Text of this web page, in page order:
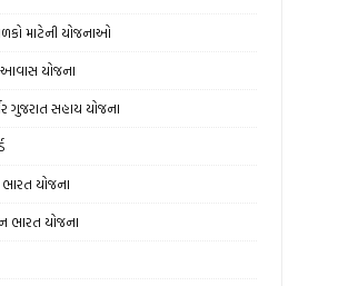
માટેની યોજનાઓ
યોજના
ગુજરાત સહાય યોજના
યોજના
ભારત યોજના